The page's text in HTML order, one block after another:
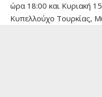
ώρα 18:00 και Κυριακή
Κυπελλούχο Τουρκίας,